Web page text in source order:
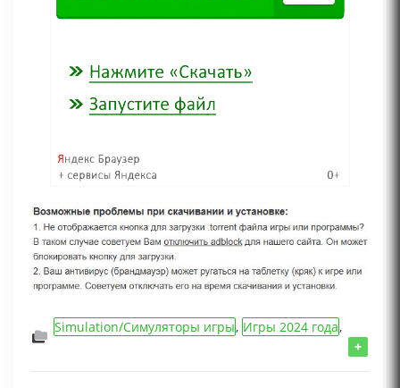
Simulation/Симуляторы игры, Игры 2024 года,
+